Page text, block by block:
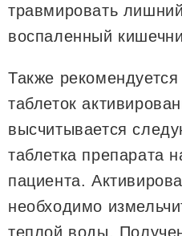
травмировать
воспаленный
Также
таблеток
высчитывается
таблетка препарата
пациента.
необходимо
теплой воды.